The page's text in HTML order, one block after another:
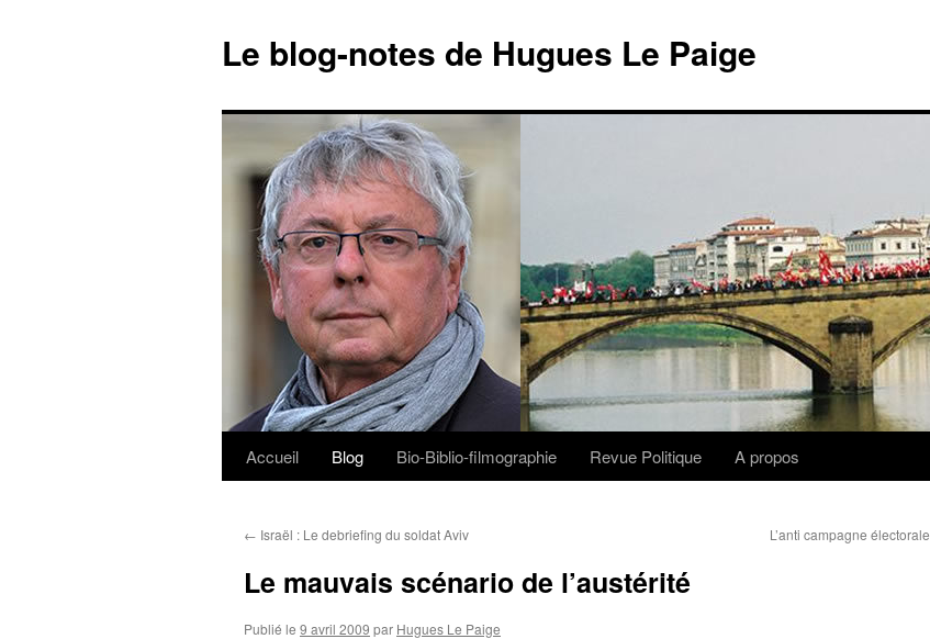
Le blog-notes de Hugues Le Paige
Aller
contenu
Accueil Blog Bio-Biblio-filmographie Revue Politique A propos
← Israël : Le debriefing du soldat Aviv L’anti campagne électorale
Le mauvais scénario de l’austérité
Publié le 9 avril 2009 par Hugues Le Paige